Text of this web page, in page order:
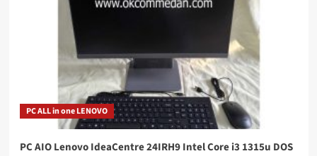
PC ALL in one LENOVO
PC AIO Lenovo IdeaCentre 24IRH9 Intel Core i3 1315u DOS